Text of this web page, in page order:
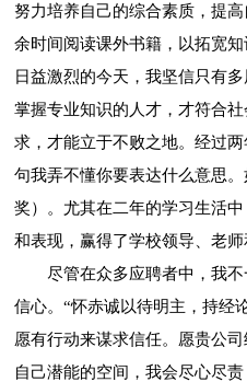
努力培养自己的综合素质，提
余时间阅读课外书籍，以拓宽
日益激烈的今天，我坚信只有
掌握专业知识的人才，才符合
求，才能立于不败之地。经过
句我弄不懂你要表达什么意思
奖）。尤其在二年的学习生活
和表现，赢得了学校领导、老师
尽管在众多应聘者中，我
信心。“怀赤诚以待明主，持经
愿有行动来谋求信任。愿贵公
自己潜能的空间，我会尽心尽